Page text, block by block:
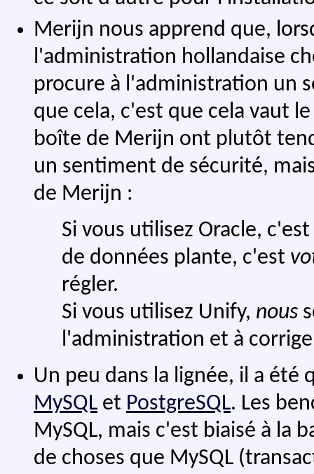
Merijn nous apprend que,
l'administration hollandaise
procure à l'administration un
que cela, c'est que cela vaut
boîte de Merijn ont plutôt
un sentiment de sécurité,
de Merijn :
Si vous utilisez Oracle, c'est
de données plante, c'est
régler.
Si vous utilisez Unify, nous
l'administration et à
Un peu dans la lignée, il a
MySQL et PostgreSQL. Les
MySQL, mais c'est biaisé à la
de choses que MySQL